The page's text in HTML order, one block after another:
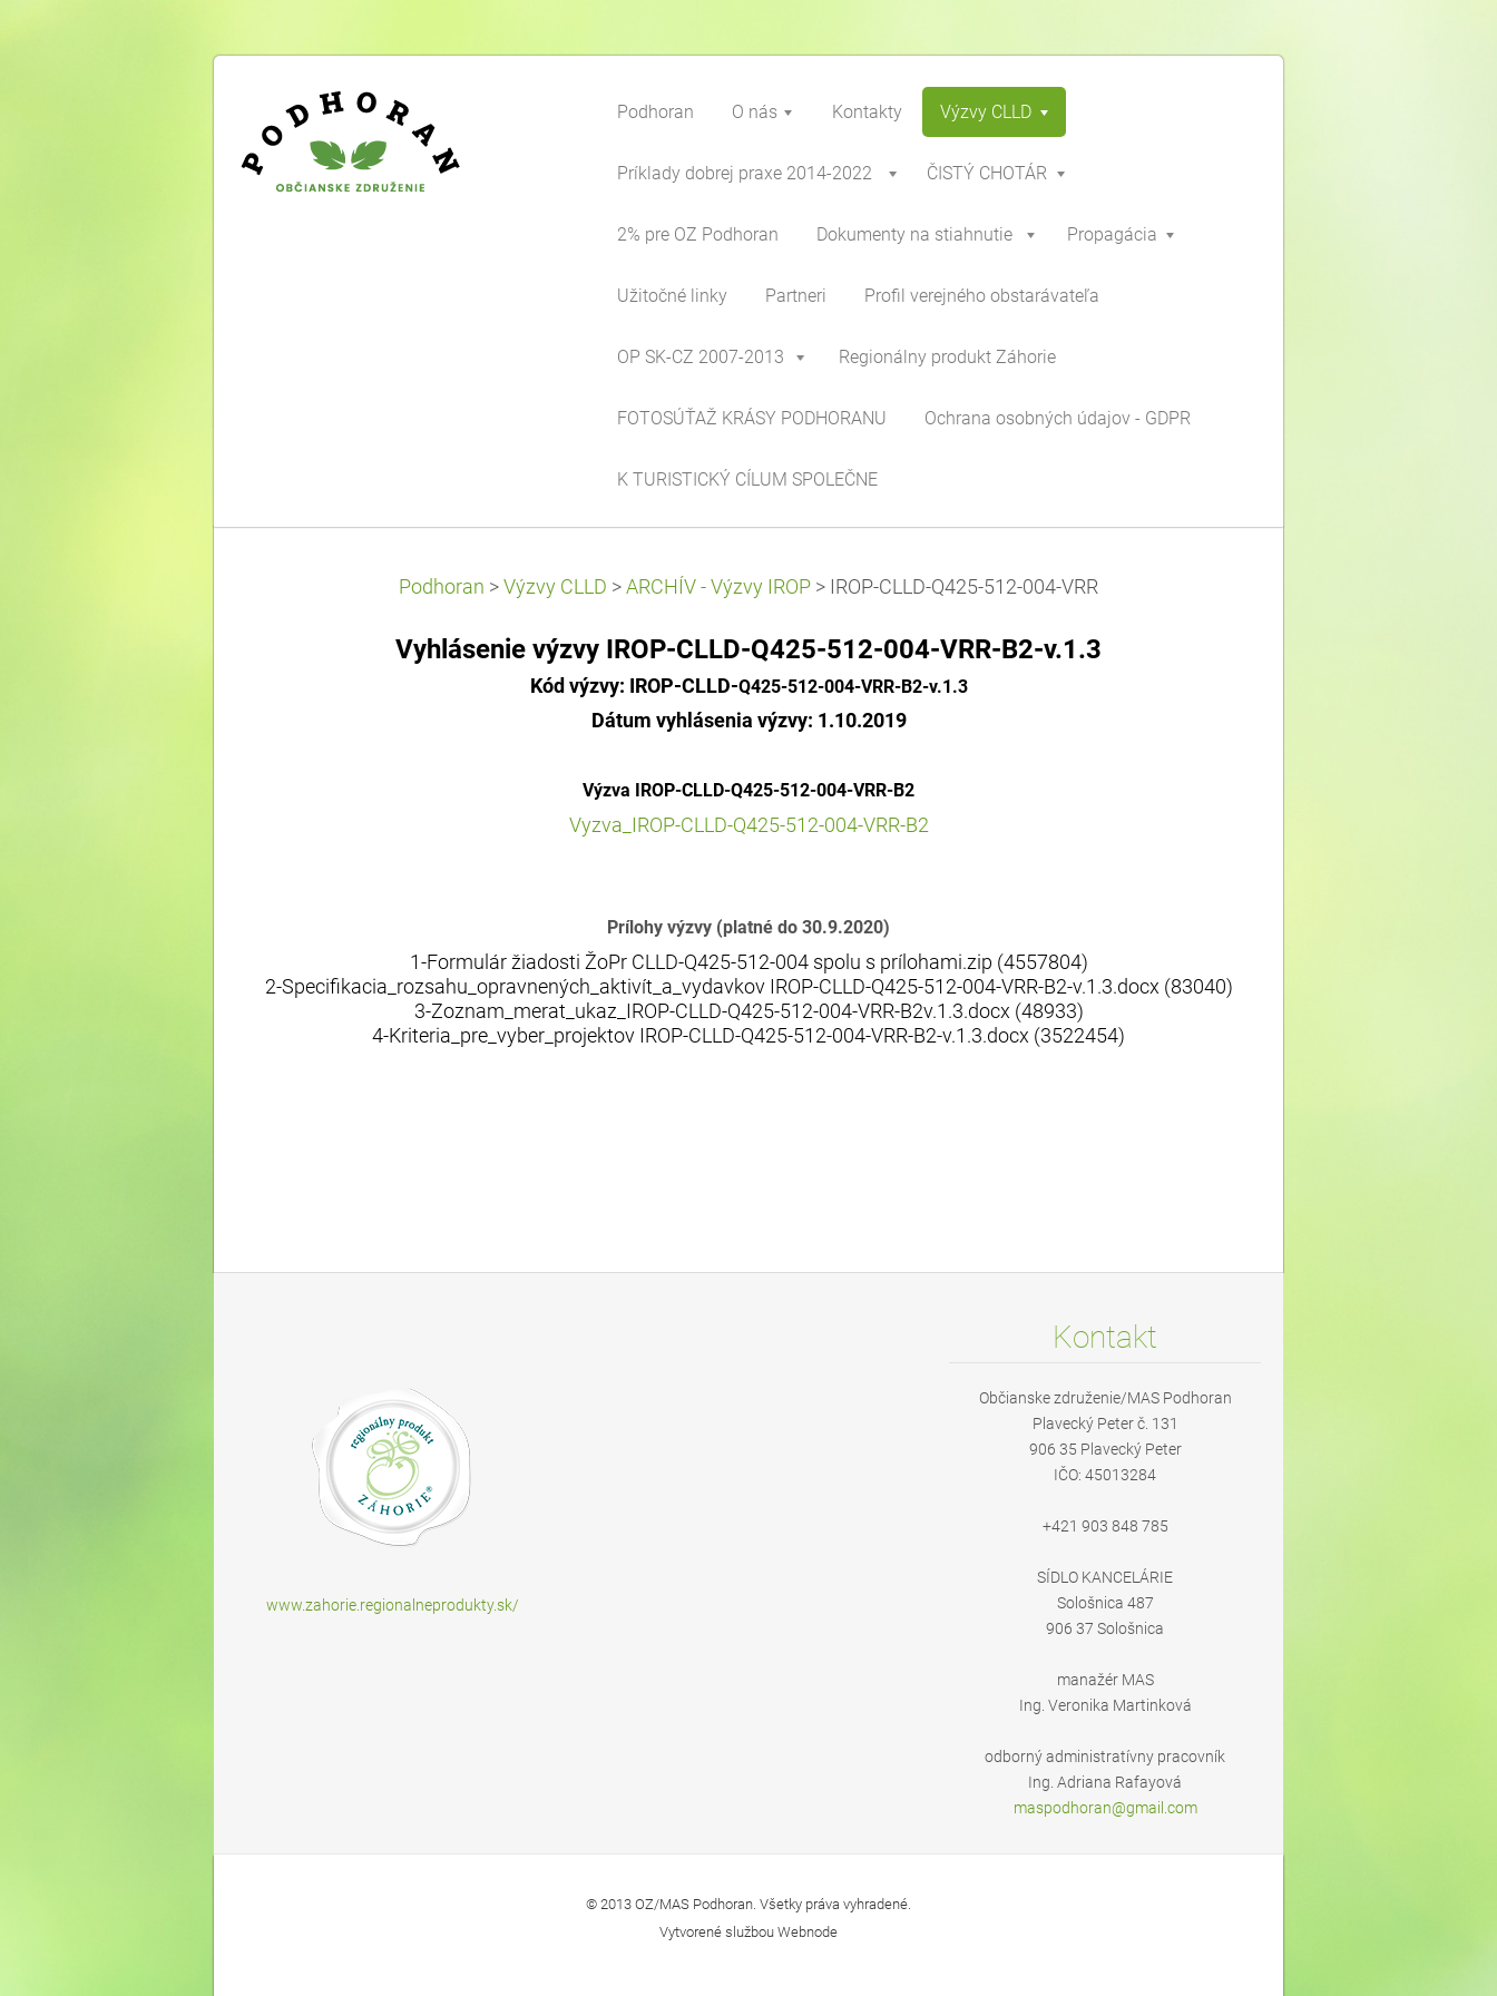
Podhoran O nás Kontakty Výzvy CLLD
Príklady dobrej praxe 2014-2022 ČISTÝ CHOTÁR
2% pre OZ Podhoran Dokumenty na stiahnutie Propagácia
Užitočné linky Partneri Profil verejného obstarávateľa
OP SK-CZ 2007-2013 Regionálny produkt Záhorie
FOTOSÚŤAŽ KRÁSY PODHORANU Ochrana osobných údajov - GDPR
K TURISTICKÝ CÍLUM SPOLEČNE
Podhoran > Výzvy CLLD > ARCHÍV - Výzvy IROP > IROP-CLLD-Q425-512-004-VRR
Vyhlásenie výzvy IROP-CLLD-Q425-512-004-VRR-B2-v.1.3
Kód výzvy: IROP-CLLD-Q425-512-004-VRR-B2-v.1.3
Dátum vyhlásenia výzvy: 1.10.2019
Výzva IROP-CLLD-Q425-512-004-VRR-B2
Vyzva_IROP-CLLD-Q425-512-004-VRR-B2
Prílohy výzvy (platné do 30.9.2020)
1-Formulár žiadosti ŽoPr CLLD-Q425-512-004 spolu s prílohami.zip (4557804)
2-Specifikacia_rozsahu_opravnených_aktivít_a_vydavkov IROP-CLLD-Q425-512-004-VRR-B2-v.1.3.docx (83040)
3-Zoznam_merat_ukaz_IROP-CLLD-Q425-512-004-VRR-B2v.1.3.docx (48933)
4-Kriteria_pre_vyber_projektov IROP-CLLD-Q425-512-004-VRR-B2-v.1.3.docx (3522454)
www.zahorie.regionalneprodukty.sk/
Kontakt
Občianske združenie/MAS Podhoran
Plavecký Peter č. 131
906 35 Plavecký Peter
IČO: 45013284
+421 903 848 785
SÍDLO KANCELÁRIE
Sološnica 487
906 37 Sološnica
manažér MAS
Ing. Veronika Martinková
odborný administratívny pracovník
Ing. Adriana Rafayová
maspodhoran@gmai l.com
© 2013 OZ/MAS Podhoran. Všetky práva vyhradené.
Vytvorené službou Webnode